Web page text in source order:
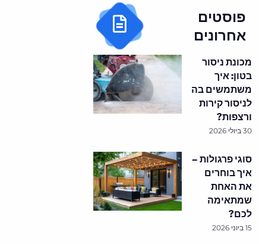
פוסטים
אחרונים
מכונת ניסור
בטון: איך
משתמשים בה
לניסור קירות
ורצפות?
30 ביולי 2026
סוגי פרגולות –
איך בוחרים
את האחת
שמתאימה
לכם?
15 ביוני 2026